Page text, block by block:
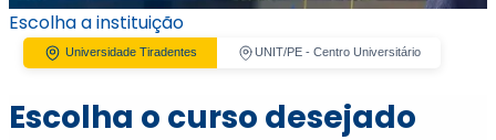
Escolha a instituição
Universidade Tiradentes UNIT/PE - Centro Universitário
Escolha o curso desejado